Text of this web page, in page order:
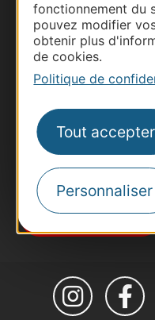
fonctionnement du
pouvez modifier
obtenir plus
de cookies.
Politique de
Tout accepter
Personnaliser
Thermalisme
Business/Mice
Pros d'Occitanie
Site presse et
Voyagistes
Destination Sport
Inscrivez-vous à la
Destination
suggestions de
Je m'abonne